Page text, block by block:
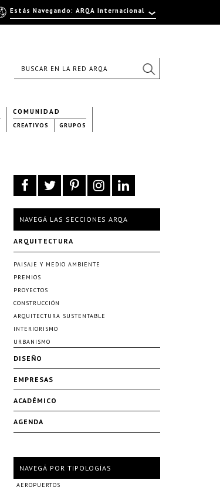
COMUNIDAD
CREATIVOS GRUPOS
NAVEGÁ LAS SECCIONES ARQA
ARQUITECTURA
PAISAJE Y MEDIO AMBIENTE
PREMIOS
PROYECTOS
CONSTRUCCIÓN
ARQUITECTURA SUSTENTABLE
INTERIORISMO
URBANISMO
DISEÑO
EMPRESAS
ACADÉMICO
AGENDA
NAVEGÁ POR TIPOLOGÍAS
AEROPUERTOS
Estás Navegando: ARQA Internacional